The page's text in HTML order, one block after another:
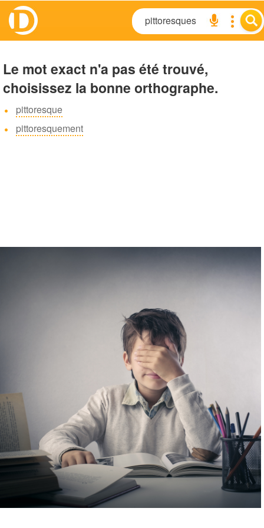
Le mot exact n'a pas été trouvé,
choisissez la bonne orthographe.
pittoresque
pittoresquement